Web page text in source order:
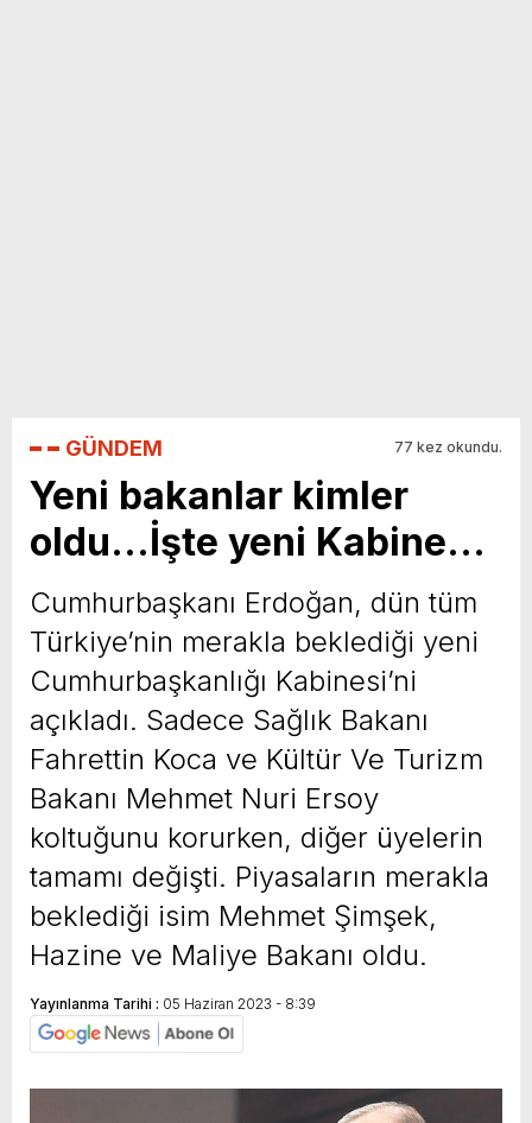
GÜNDEM 77 kez okundu.
Yeni bakanlar kimler
oldu…İşte yeni Kabine…
Cumhurbaşkanı Erdoğan, dün tüm
Türkiye’nin merakla beklediği yeni
Cumhurbaşkanlığı Kabinesi’ni
açıkladı. Sadece Sağlık Bakanı
Fahrettin Koca ve Kültür Ve Turizm
Bakanı Mehmet Nuri Ersoy
koltuğunu korurken, diğer üyelerin
tamamı değişti. Piyasaların merakla
beklediği isim Mehmet Şimşek,
Hazine ve Maliye Bakanı oldu.
Yayınlanma Tarihi : 05 Haziran 2023 - 8:39